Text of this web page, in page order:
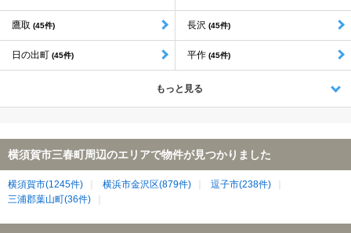
鷹取 (45件) 長沢 (45件)
日の出町 (45件) 平作 (45件)
もっと見る
横須賀市三春町周辺のエリアで物件が見つかりました
横須賀市(1245件) 横浜市金沢区(879件)
逗子市(238件)
三浦郡葉山町(36件)